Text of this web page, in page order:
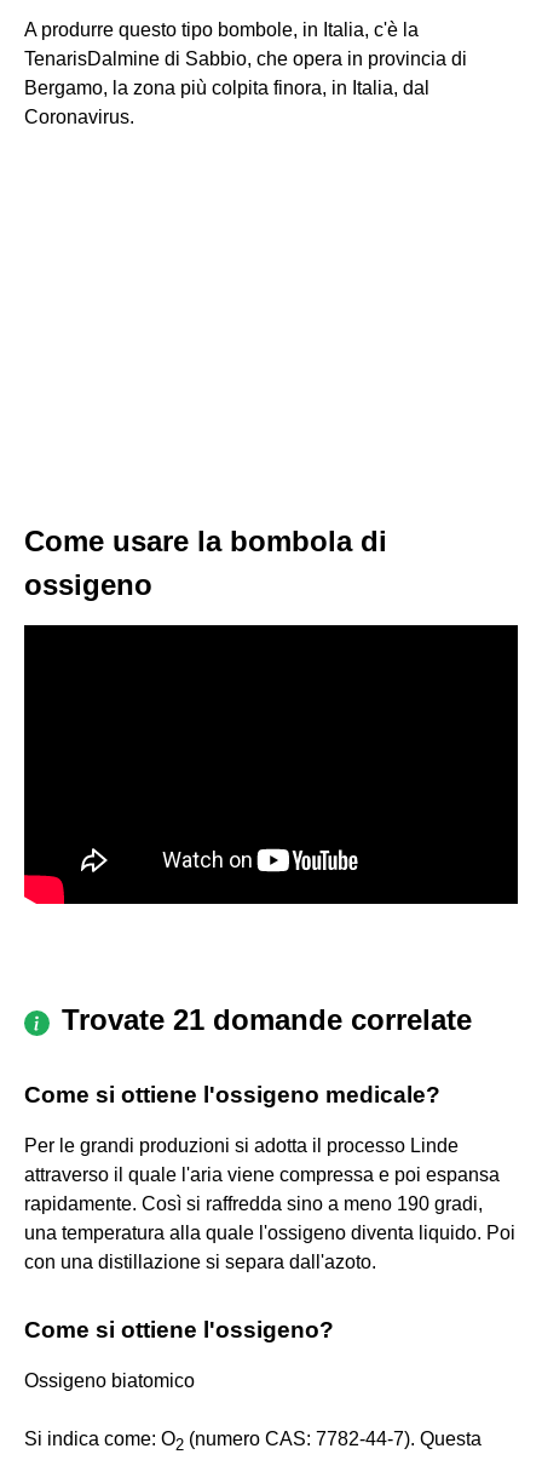
A produrre questo tipo bombole, in Italia, c'è la
TenarisDalmine di Sabbio, che opera in provincia di
Bergamo, la zona più colpita finora, in Italia, dal
Coronavirus.
Come usare la bombola di
ossigeno
Trovate 21 domande correlate
Come si ottiene l'ossigeno medicale?
Per le grandi produzioni si adotta il processo Linde
attraverso il quale l'aria viene compressa e poi espansa
rapidamente. Così si raffredda sino a meno 190 gradi,
una temperatura alla quale l'ossigeno diventa liquido. Poi
con una distillazione si separa dall'azoto.
Come si ottiene l'ossigeno?
Ossigeno biatomico
Si indica come: O2 (numero CAS: 7782-44-7). Questa